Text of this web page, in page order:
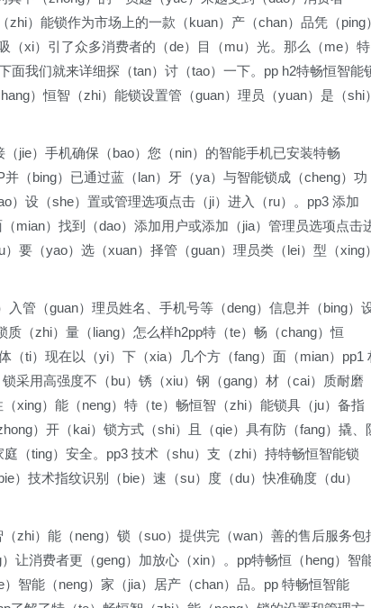
zhi）能锁作为市场上的一款（kuan）产（chan）品凭（ping）
（xi）引了众多消费者的（de）目（mu）光。那么（me）特
面我们就来详细探（tan）讨（tao）一下。pp h2特畅恒智能
）恒智（zhi）能锁设置管（guan）理员（yuan）是（shi）
jie）手机确保（bao）您（nin）的智能手机已安装特畅
（bing）已通过蓝（lan）牙（ya）与智能锁成（cheng）功
）设（she）置或管理选项点击（ji）进入（ru）。pp3 添加
mian）找到（dao）添加用户或添加（jia）管理员选项点击
要（yao）选（xuan）择管（guan）理员类（lei）型（xing）
管（guan）理员姓名、手机号等（deng）信息并（bing）
（zhi）量（liang）怎么样h2pp特（te）畅（chang）恒
（ti）现在以（yi）下（xia）几个方（fang）面（mian）pp1
采用高强度不（bu）锈（xiu）钢（gang）材（cai）质耐磨
xing）能（neng）特（te）畅恒智（zhi）能锁具（ju）备指
）开（kai）锁方式（shi）且（qie）具有防（fang）撬、
（ting）安全。pp3 技术（shu）支（zhi）持特畅恒智能锁
）技术指纹识别（bie）速（su）度（du）快准确度（du）
zhi）能（neng）锁（suo）提供完（wan）善的售后服务包
让消费者更（geng）加放心（xin）。pp特畅恒（heng）智
智能（neng）家（jia）居产（chan）品。pp 特畅恒智能